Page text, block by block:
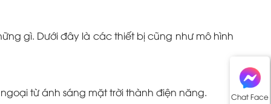
Chat Face
gì. Dưới đây là các thiết bị cũng như mô hình
từ ánh sáng mặt trời thành điện năng.